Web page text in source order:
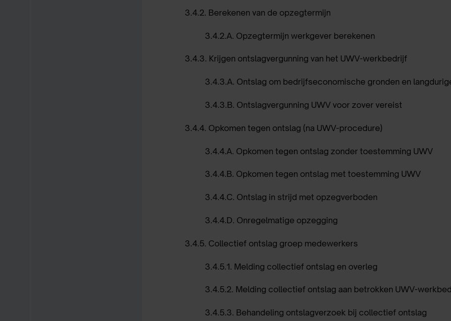
3.4.2. Berekenen van de opzegtermijn
3.4.2.A. Opzegtermijn werkgever berekenen
3.4.3. Krijgen ontslagvergunning van het UWV-werkbedrijf
3.4.3.A. Ontslag om bedrijfseconomische gronden en
3.4.3.B. Ontslagvergunning UWV voor zover vereist
3.4.4. Opkomen tegen ontslag (na UWV-procedure)
3.4.4.A. Opkomen tegen ontslag zonder toestemming UWV
3.4.4.B. Opkomen tegen ontslag met toestemming UWV
3.4.4.C. Ontslag in strijd met opzegverboden
3.4.4.D. Onregelmatige opzegging
3.4.5. Collectief ontslag groep medewerkers
3.4.5.1. Melding collectief ontslag en overleg
3.4.5.2. Melding collectief ontslag aan betrokken UWV-
3.4.5.3. Behandeling ontslagverzoek bij collectief ontslag